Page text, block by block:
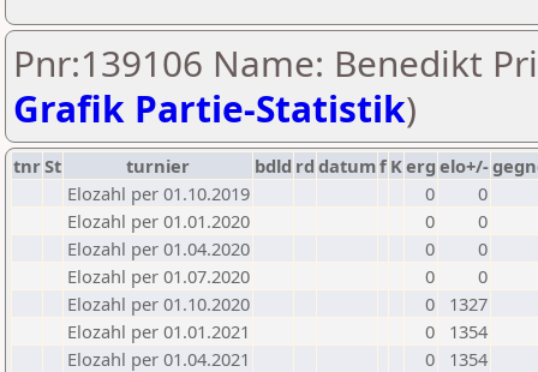
Pnr:139106 Name: Benedikt
Grafik Partie-Statistik)
tnrSt turnier bdld rd datumf Kerg elo+/-
Elozahl per 01.10.2019
0
0
Elozahl per 01.01.2020
0
0
Elozahl per 01.04.2020
0
0
Elozahl per 01.07.2020
0
0
Elozahl per 01.10.2020
0
1327
Elozahl per 01.01.2021
0
1354
Elozahl per 01.04.2021
0
1354